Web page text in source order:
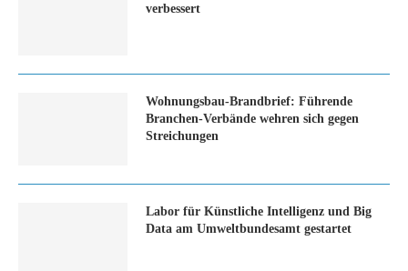
verbessert
Wohnungsbau-Brandbrief: Führende
Branchen-Verbände wehren sich gegen
Streichungen
Labor für Künstliche Intelligenz und Big
Data am Umweltbundesamt gestartet